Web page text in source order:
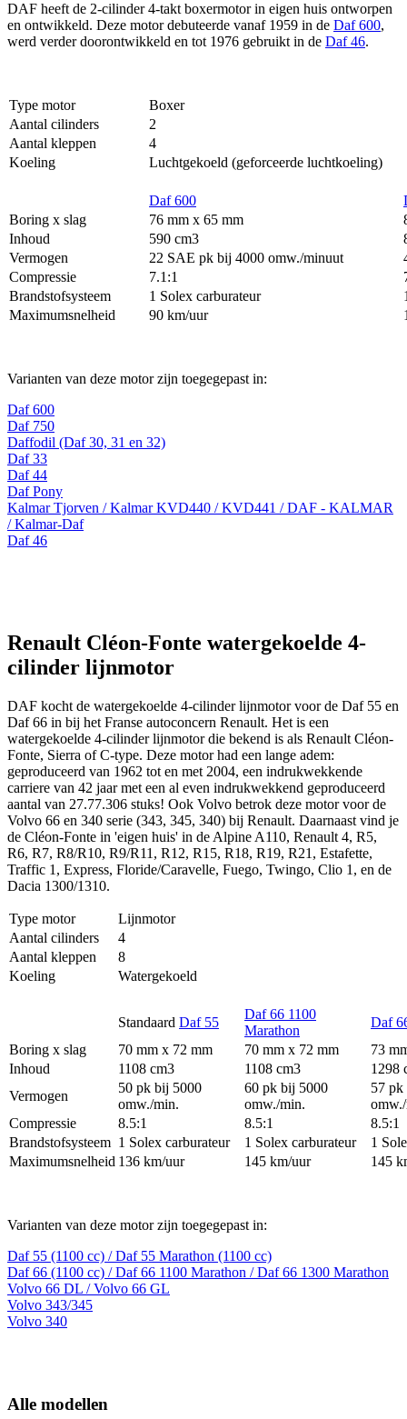
DAF heeft de 2-cilinder 4-takt boxermotor in eigen huis ontworpen
en ontwikkeld. Deze motor debuteerde vanaf 1959 in de Daf 600,
werd verder doorontwikkeld en tot 1976 gebruikt in de Daf 46.
Type motor
Boxer
Aantal cilinders
2
Aantal kleppen
4
Koeling
Luchtgekoeld (geforceerde luchtkoeling)
Daf 600
Boring x slag
76 mm x 65 mm
Inhoud
590 cm3
Vermogen
22 SAE pk bij 4000 omw./minuut
Compressie
7.1:1
Brandstofsysteem
1 Solex carburateur
Maximumsnelheid
90 km/uur
Varianten van deze motor zijn toegegepast in:
Daf 600
Daf 750
Daffodil (Daf 30, 31 en 32)
Daf 33
Daf 44
Daf Pony
Kalmar Tjorven / Kalmar KVD440 / KVD441 / DAF - KALMAR
/ Kalmar-Daf
Daf 46
Renault Cléon-Fonte watergekoelde 4-
cilinder lijnmotor
DAF kocht de watergekoelde 4-cilinder lijnmotor voor de Daf 55 en
Daf 66 in bij het Franse autoconcern Renault. Het is een
watergekoelde 4-cilinder lijnmotor die bekend is als Renault Cléon-
Fonte, Sierra of C-type. Deze motor had een lange adem:
geproduceerd van 1962 tot en met 2004, een indrukwekkende
carriere van 42 jaar met een al even indrukwekkend geproduceerd
aantal van 27.77.306 stuks! Ook Volvo betrok deze motor voor de
Volvo 66 en 340 serie (343, 345, 340) bij Renault. Daarnaast vind je
de Cléon-Fonte in 'eigen huis' in de Alpine A110, Renault 4, R5,
R6, R7, R8/R10, R9/R11, R12, R15, R18, R19, R21, Estafette,
Traffic 1, Express, Floride/Caravelle, Fuego, Twingo, Clio 1, en de
Dacia 1300/1310.
Type motor
Lijnmotor
Aantal cilinders
4
Aantal kleppen
8
Koeling
Watergekoeld
Standaard Daf 55
Daf 66 1100
Marathon
Daf
Boring x slag
70 mm x 72 mm 70 mm x 72 mm
73
Inhoud
1108 cm3 1108 cm3
1298
Vermogen
50 pk bij 5000
omw./min.
60 pk bij 5000
omw./min.
57
Compressie
8.5:1 8.5:1
8.5:1
Brandstofsysteem 1 Solex carburateur 1 Solex carburateur
1
Maximumsnelheid 136 km/uur 145 km/uur 145
Varianten van deze motor zijn toegegepast in:
Daf 55 (1100 cc) / Daf 55 Marathon (1100 cc)
Daf 66 (1100 cc) / Daf 66 1100 Marathon / Daf 66 1300 Marathon
Volvo 66 DL / Volvo 66 GL
Volvo 343/345
Volvo 340
Alle modellen